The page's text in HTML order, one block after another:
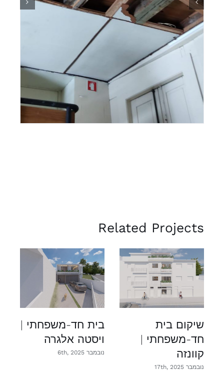
Related Projects
שיקום בית
חד-משפחתי |
קוונזה
נובמבר 17th, 2025
בית חד-משפחתי |
ויסטה אלגרה
נובמבר 6th, 2025